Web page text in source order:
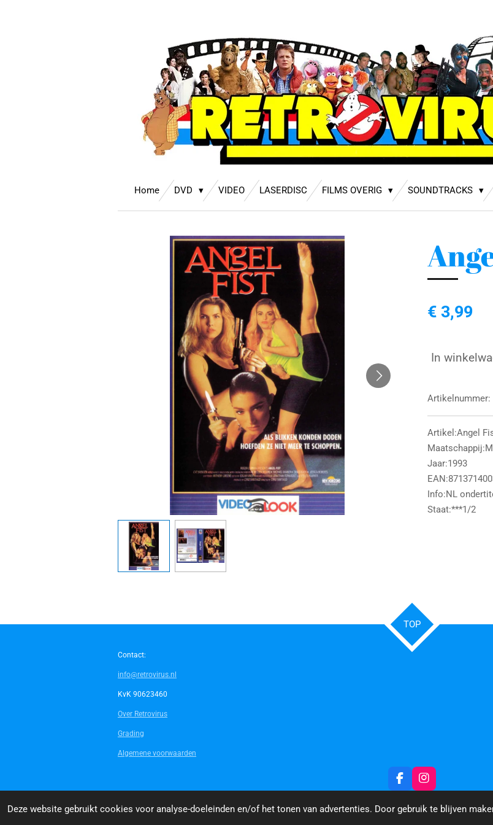
Deze website gebruikt cookies voor analyse-doeleinden en/of het tonen van advertenties. Door gebruik te blijven
Home DVD VIDEO LASERDISC FILMS OVERIG SOUNDTRACKS
€ 3,99
In
Artikelnummer:
Artikel:Angel
Jaar:1993
Info:NL
Staat:***1/2
TOP
Contact:
info@retrovirus.nl
KvK 90623460
Over Retrovirus
Grading
Algemene voorwaarden
F
a
c
e
I
n
s